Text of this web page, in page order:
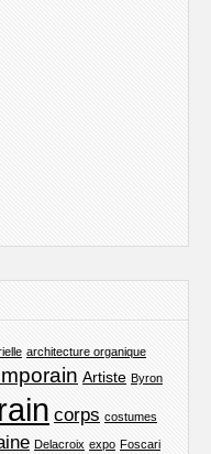
architecture organique
Artiste Byron
corps costumes
Delacroix expo Foscari